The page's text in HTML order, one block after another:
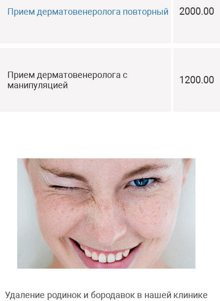
Прием дерматовенеролога повторный 2000.00
Прием дерматовенеролога с
манипуляцией
1200.00
Удаление родинок и бородавок в нашей клинике